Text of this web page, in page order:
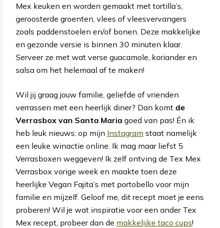
Mex keuken en worden gemaakt met tortilla’s,
geroosterde groenten, vlees of vleesvervangers
zoals paddenstoelen en/of bonen. Deze makkelijke
en gezonde versie is binnen 30 minuten klaar.
Serveer ze met wat verse guacamole, koriander en
salsa om het helemaal af te maken!
Wil jij graag jouw familie, geliefde of vrienden
verrassen met een heerlijk diner? Dan komt de
Verrasbox van Santa Maria goed van pas! Én ik
heb leuk nieuws: op mijn Instagram staat namelijk
een leuke winactie online. Ik mag maar liefst 5
Verrasboxen weggeven! Ik zelf ontving de Tex Mex
Verrasbox vorige week en maakte toen deze
heerlijke Vegan Fajita’s met portobello voor mijn
familie en mijzelf. Geloof me, dit recept moet je eens
proberen! Wil je wat inspiratie voor een ander Tex
Mex recept, probeer dan de makkelijke taco cups!